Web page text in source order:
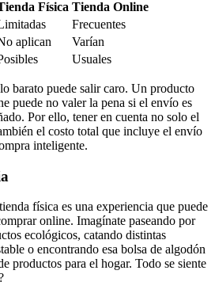
Física Tienda Online
Frecuentes
aplican
Varían
Usuales
barato puede salir caro. Un producto
puede no valer la pena si el envío es
Por ello, tener en cuenta no solo el
el costo total que incluye el envío
inteligente.
física es una experiencia que puede
online. Imagínate paseando por
ecológicos, catando distintas
o encontrando esa bolsa de algodón
productos para el hogar. Todo se siente